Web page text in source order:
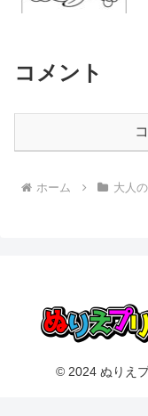
コメント
ホーム 大人
© 2024 ぬりえ